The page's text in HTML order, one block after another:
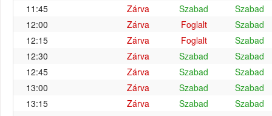
11:45
Zárva Szabad
Szabad
12:00
Zárva Foglalt
Szabad
12:15
Zárva Foglalt
Szabad
12:30
Zárva Szabad
Szabad
12:45
Zárva Szabad
Szabad
13:00
Zárva Szabad
Szabad
13:15
Zárva Szabad
Szabad